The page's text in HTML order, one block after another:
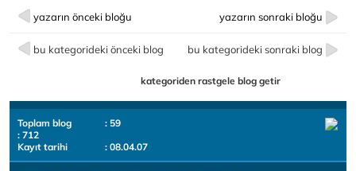
yazarın önceki bloğu yazarın sonraki bloğu
bu kategorideki önceki blog bu kategorideki sonraki blog
kategoriden rastgele blog getir
Toplam blog
: 59
: 712
Kayıt tarihi
: 08.04.07